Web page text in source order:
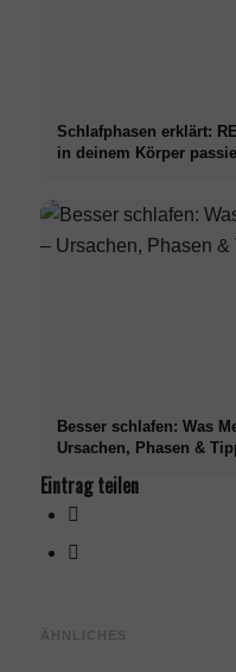
Schlafphasen erklärt:
in deinem Körper
Besser schlafen: Was
Ursachen, Phasen &
Eintrag teilen
ÄHNLICHES